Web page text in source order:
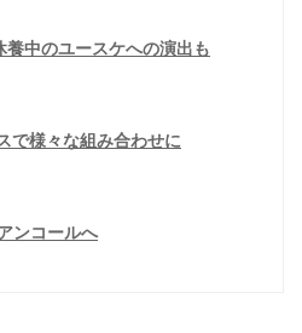
中のユースケへの演出も
で様々な組み合わせに
ンコールへ